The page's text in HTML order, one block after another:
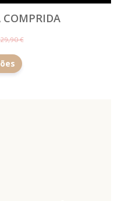
COMPRIDA
29,90 €